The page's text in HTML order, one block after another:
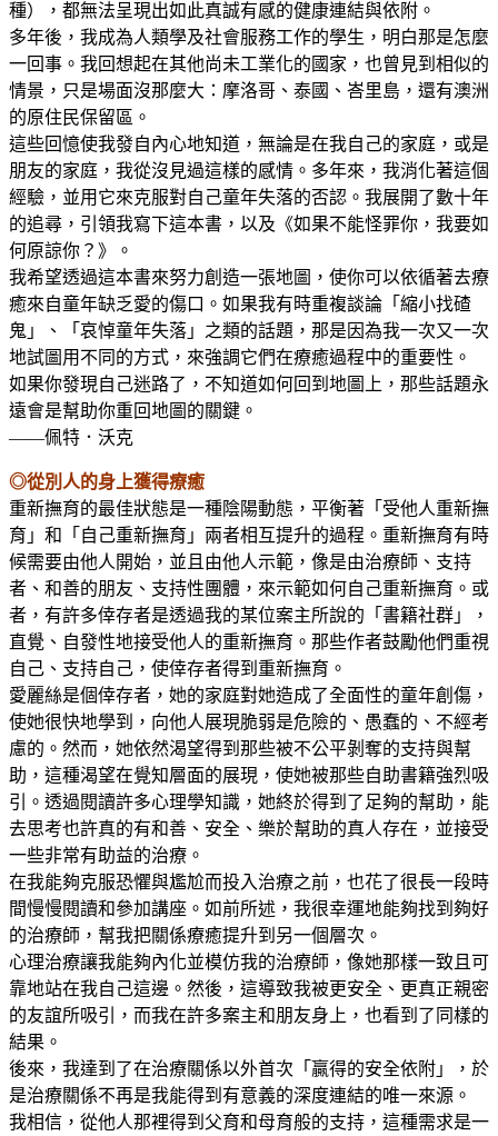
種），都無法呈現出如此真誠有感的健康連結與依附。
多年後，我成為人類學及社會服務工作的學生，明白那是怎麼
一回事。我回想起在其他尚未工業化的國家，也曾見到相似的
情景，只是場面沒那麼大：摩洛哥、泰國、峇里島，還有澳洲
的原住民保留區。
這些回憶使我發自內心地知道，無論是在我自己的家庭，或是
朋友的家庭，我從沒見過這樣的感情。多年來，我消化著這個
經驗，並用它來克服對自己童年失落的否認。我展開了數十年
的追尋，引領我寫下這本書，以及《如果不能怪罪你，我要如
何原諒你？》。
我希望透過這本書來努力創造一張地圖，使你可以依循著去療
癒來自童年缺乏愛的傷口。如果我有時重複談論「縮小找碴
鬼」、「哀悼童年失落」之類的話題，那是因為我一次又一次
地試圖用不同的方式，來強調它們在療癒過程中的重要性。
如果你發現自己迷路了，不知道如何回到地圖上，那些話題永
遠會是幫助你重回地圖的關鍵。
——佩特．沃克
◎從別人的身上獲得療癒
重新撫育的最佳狀態是一種陰陽動態，平衡著「受他人重新撫
育」和「自己重新撫育」兩者相互提升的過程。重新撫育有時
候需要由他人開始，並且由他人示範，像是由治療師、支持
者、和善的朋友、支持性團體，來示範如何自己重新撫育。或
者，有許多倖存者是透過我的某位案主所說的「書籍社群」，
直覺、自發性地接受他人的重新撫育。那些作者鼓勵他們重視
自己、支持自己，使倖存者得到重新撫育。
愛麗絲是個倖存者，她的家庭對她造成了全面性的童年創傷，
使她很快地學到，向他人展現脆弱是危險的、愚蠢的、不經考
慮的。然而，她依然渴望得到那些被不公平剝奪的支持與幫
助，這種渴望在覺知層面的展現，使她被那些自助書籍強烈吸
引。透過閱讀許多心理學知識，她終於得到了足夠的幫助，能
去思考也許真的有和善、安全、樂於幫助的真人存在，並接受
一些非常有助益的治療。
在我能夠克服恐懼與尷尬而投入治療之前，也花了很長一段時
間慢慢閱讀和參加講座。如前所述，我很幸運地能夠找到夠好
的治療師，幫我把關係療癒提升到另一個層次。
心理治療讓我能夠內化並模仿我的治療師，像她那樣一致且可
靠地站在我自己這邊。然後，這導致我被更安全、更真正親密
的友誼所吸引，而我在許多案主和朋友身上，也看到了同樣的
結果。
後來，我達到了在治療關係以外首次「贏得的安全依附」，於
是治療關係不再是我能得到有意義的深度連結的唯一來源。
我相信，從他人那裡得到父育和母育般的支持，這種需求是一